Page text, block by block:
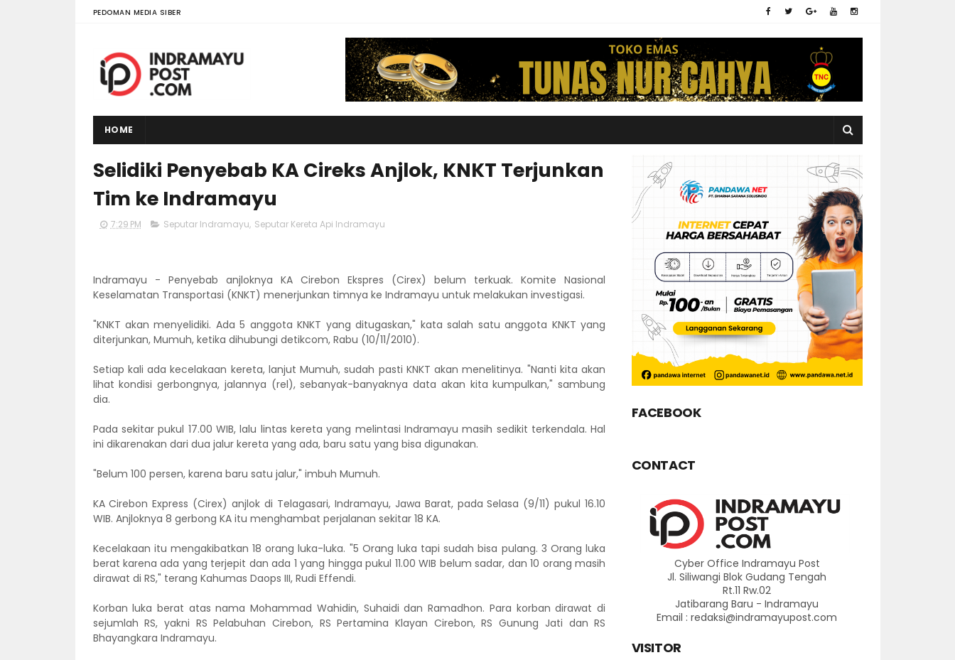
PEDOMAN MEDIA SIBER
HOME
Selidiki Penyebab KA Cireks Anjlok, KNKT Terjunkan
Tim ke Indramayu
7:29 PM Seputar Indramayu, Seputar Kereta Api Indramayu
Indramayu - Penyebab anjloknya KA Cirebon Ekspres (Cirex) belum terkuak. Komite Nasional
Keselamatan Transportasi (KNKT) menerjunkan timnya ke Indramayu untuk melakukan investigasi.
"KNKT akan menyelidiki. Ada 5 anggota KNKT yang ditugaskan," kata salah satu anggota KNKT yang
diterjunkan, Mumuh, ketika dihubungi detikcom, Rabu (10/11/2010).
Setiap kali ada kecelakaan kereta, lanjut Mumuh, sudah pasti KNKT akan menelitinya. "Nanti kita akan
lihat kondisi gerbongnya, jalannya (rel), sebanyak-banyaknya data akan kita kumpulkan," sambung
dia.
Pada sekitar pukul 17.00 WIB, lalu lintas kereta yang melintasi Indramayu masih sedikit terkendala. Hal
ini dikarenakan dari dua jalur kereta yang ada, baru satu yang bisa digunakan.
"Belum 100 persen, karena baru satu jalur," imbuh Mumuh.
KA Cirebon Express (Cirex) anjlok di Telagasari, Indramayu, Jawa Barat, pada Selasa (9/11) pukul 16.10
WIB. Anjloknya 8 gerbong KA itu menghambat perjalanan sekitar 18 KA.
Kecelakaan itu mengakibatkan 18 orang luka-luka. "5 Orang luka tapi sudah bisa pulang. 3 Orang luka
berat karena ada yang terjepit dan ada 1 yang hingga pukul 11.00 WIB belum sadar, dan 10 orang masih
dirawat di RS," terang Kahumas Daops III, Rudi Effendi.
Korban luka berat atas nama Mohammad Wahidin, Suhaidi dan Ramadhon. Para korban dirawat di
sejumlah RS, yakni RS Pelabuhan Cirebon, RS Pertamina Klayan Cirebon, RS Gunung Jati dan RS
Bhayangkara Indramayu.
FACEBOOK
CONTACT
Cyber Office Indramayu Post
Jl. Siliwangi Blok Gudang Tengah
Rt.11 Rw.02
Jatibarang Baru - Indramayu
Email : redaksi@indramayupost.com
VISITOR